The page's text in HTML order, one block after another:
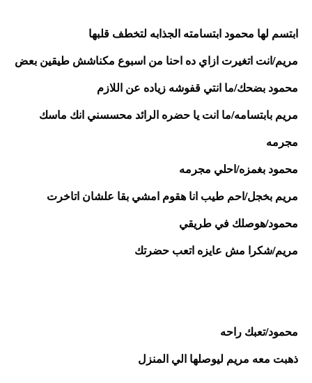
ابتسم لها محمود ابتسامته الجذابه لتخطف قلبها
مريم/انت اتغيرت ازاي ده احنا من اسبوع مكناشش طيقين بعض
محمود بضحك/ما انتي قفوشه زياده عن اللازم
مجرمه
محمود بغمزه/احلي مجرمه
مريم بخجل/احم طيب انا هقوم امشي بقا علشان اتاخرت
محمود/هوصلك في طريقي
مريم/شكرا مش عايزه اتعب حضرتك
محمود/تعبك راحه
ذهبت معه مريم ليوصلها الي المنزل